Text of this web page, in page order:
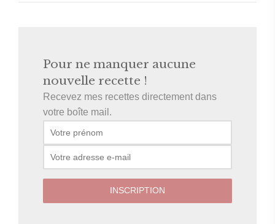
Pour ne manquer aucune
nouvelle recette !
Recevez mes recettes directement dans
votre boîte mail.